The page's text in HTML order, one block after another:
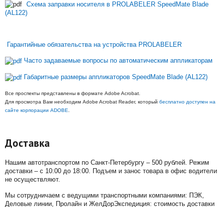
Схема заправки носителя в PROLABELER SpeedMate Blade
(AL122)
Гарантийные обязательства на устройства PROLABELER
Часто задаваемые вопросы по автоматическим аппликаторам
Габаритные размеры аппликаторов SpeedMate Blade (AL122)
Все проспекты представлены в формате Adobe Acrobat.
Для просмотра Вам необходим Adobe Acrobat Reader, который бесплатно доступен на
сайте корпорации ADOBE.
Доставка
Нашим автотранспортом по Санкт-Петербургу – 500 рублей. Режим
доставки – с 10:00 до 18:00. Подъем и занос товара в офис водители
не осуществляют.
Мы сотрудничаем с ведущими транспортными компаниями: ПЭК,
Деловые линии, Пролайн и ЖелДорЭкспедиция: стоимость доставки